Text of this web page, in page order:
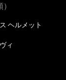
ヘルメット
ィ